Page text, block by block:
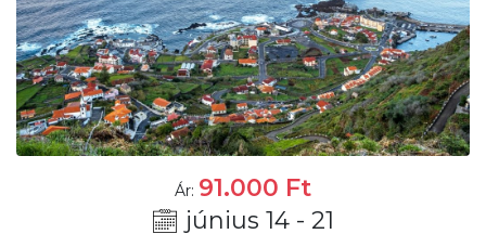
Ár: 91.000 Ft
június 14 - 21